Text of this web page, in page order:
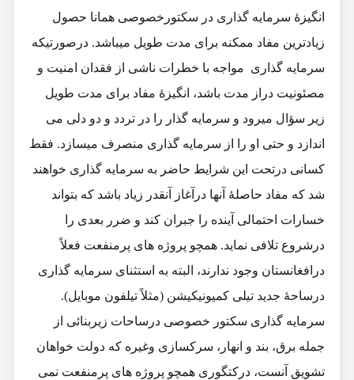
انگیزۀ سرمایه گذاری در سکتورخصوصی همانا حصول
زیادترین مفاد ممکنه برای مدت طویل میباشد. درصورتیکه
سرمایه گذاری مواجه با خطرات ناشی از فقدان امنیت و
مصئونیت دراز مدت باشد، انگیزۀ مفاد برای مدت طویل
زیر سؤال میرود و سرمایه گذار را در تردد و دو دلی می
اندازد و حتی او را از سرمایه گذاری منصرف میسازد. فقط
کسانی درتحت این شرایط حاضر به سرمایه گذاری خواهند
شد که مفاد حاصلۀ آنها درآغاز آنقدر زیاد باشد که بتواند
خسارات احتمالی آینده را جبران کند و ضرر بعدی را
درشروع تلافی نماید. همچو پروژه های پرمنفعت فعلاً
درافغانستان وجود ندارند، البته به استثنای سرمایه گذاری
درساحۀ جدید تیلی کمیونیکیشن (مثلاً تیلفون موبایل).
سرمایه گذاری سکتور خصوصی درساحات زیربنائی از
جمله برق، بند و انهار، سرکسازی وغیره که دولت خواهان
تشویق آنست، درکتگوری همچو پروژه های پرمنفعت نمی